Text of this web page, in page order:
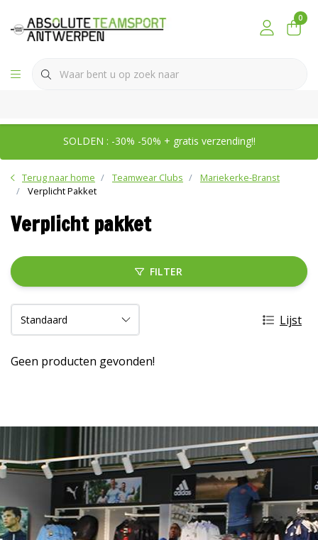
0
SOLDEN : -30% -50% + gratis verzending!!
Terug naar home Teamwear Clubs
Mariekerke-Branst
Verplicht Pakket
Verplicht pakket
FILTER
Lijst
Geen producten gevonden!